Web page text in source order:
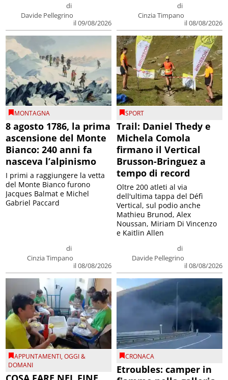
di
Davide Pellegrino
il 09/08/2026
di
Cinzia Timpano
il 08/08/2026
MONTAGNA
8 agosto 1786, la prima
ascensione del Monte
Bianco: 240 anni fa
nasceva l’alpinismo
di
Cinzia Timpano
il 08/08/2026
I primi a raggiungere la vetta
del Monte Bianco furono
Jacques Balmat e Michel
Gabriel Paccard
SPORT
Trail: Daniel Thedy e
Michela Comola
firmano il Vertical
Brusson-Bringuez a
tempo di record
di
Davide Pellegrino
il 08/08/2026
Oltre 200 atleti al via
dell'ultima tappa del Défì
Vertical, sul podio anche
Mathieu Brunod, Alex
Noussan, Miriam Di Vincenzo
e Kaitlin Allen
APPUNTAMENTI,OGGI &
DOMANI
CRONACA
Etroubles: camper in